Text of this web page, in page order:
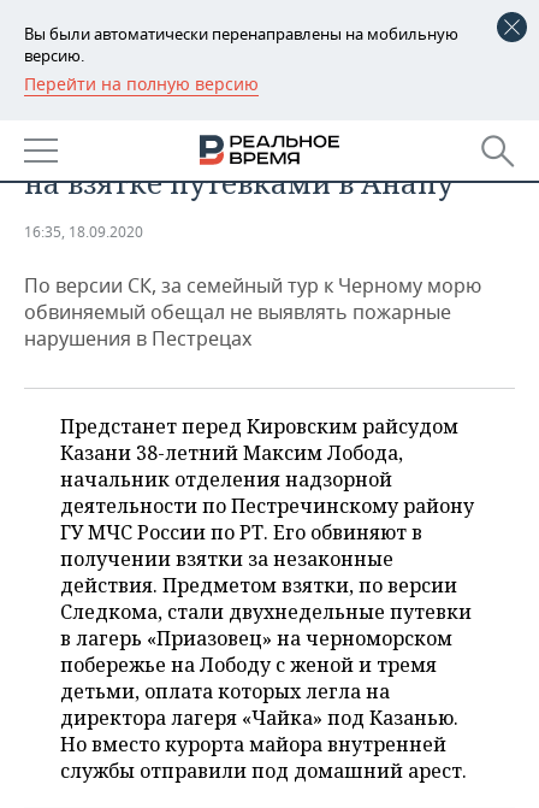
Вы были автоматически перенаправлены на мобильную
версию.
Перейти на полную версию
РЕГИОНЫ
БАШКОРТОСТАН
ТАТАРСТАН
НОВОСТИ
АНАЛИТИКА
ДЕКЛАРАЦИИ О ДОХОДАХ
ВУЗЫ ТАТАРСТАНА
КОМУ ПРИНАДЛЕЖАТ
ТОРГОВЫЕ ЦЕНТРЫ
ТАТАРСТАНА
НОВОСТИ ЭКОНОМИКИ
БАНКИ
БЮДЖЕТ
ИНВЕСТИЦИИ
ПРОМЫШЛЕННОСТЬ
АГРОПРОМ
МАШИНОСТРОЕНИЕ
НЕФТЕХИМИЯ
НЕФТЬ
ОПК
ЭНЕРГЕТИКА
НОВОСТИ НЕДВИЖИМОСТИ
АВТО
НОВОСТИ АВТО
БИЗНЕС
НОВОСТИ БИЗНЕСА
РОЗНИЧНАЯ ТОРГОВЛЯ
ТРАНСПОРТ
УСЛУГИ
ТЕХНОЛОГИИ
НОВОСТИ ТЕХНОЛОГИЙ
МЕДИА
ТЕЛЕКОММУНИКАЦИИ
МЕРОПРИЯТИЯ
НОВОСТИ МЕРОПРИЯТИЙ
ВЫЕЗДНАЯ РЕДАКЦИЯ
БИЗНЕС-БРАНЧИ
СПОРТ
НОВОСТИ СПОРТА
ФУТБОЛ
ОБЩЕСТВО
НОВОСТИ ОБЩЕСТВА
ФОТОГАЛЕРЕЯ
В Казани майора МЧС поймали
на взятке путевками в Анапу
16:35, 18.09.2020
По версии СК, за семейный тур к Черному морю
обвиняемый обещал не выявлять пожарные
нарушения в Пестрецах
Предстанет перед Кировским райсудом
Казани 38-летний Максим Лобода,
начальник отделения надзорной
деятельности по Пестречинскому району
ГУ МЧС России по РТ. Его обвиняют в
получении взятки за незаконные
действия. Предметом взятки, по версии
Следкома, стали двухнедельные путевки
в лагерь «Приазовец» на черноморском
побережье на Лободу с женой и тремя
детьми, оплата которых легла на
директора лагеря «Чайка» под Казанью.
Но вместо курорта майора внутренней
службы отправили под домашний арест.